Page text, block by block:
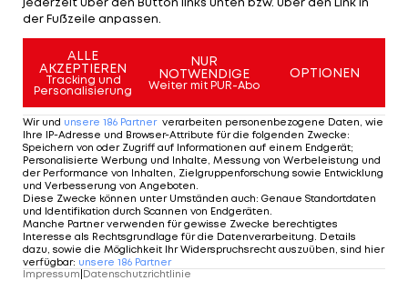
noch an, für die Einreise seines Sohnes kämpfen
zu wollen: "Wenn sie ihn nicht in einer halben
Stunde freilassen, werden wir uns auf den Straßen
versammeln, das ist ein Kampf für uns alle."
Australiens Regierung verteidigt
Vorgehen
Der australische Premierminister Scott Morrison
verteidigt die Entscheidung am
Donnerstagvormittag in einer Pressekonferenz.
der Fußzeile anpassen.
ALLE
AKZEPTIEREN
Tracking und
Personalisierung
NUR
NOTWENDIGE
Weiter mit PUR-Abo
OPTIONEN
Wir und unsere 186 Partner verarbeiten personenbezogene Daten, wie
Ihre IP-Adresse und Browser-Attribute für die folgenden Zwecke:
Speichern von oder Zugriff auf Informationen auf einem Endgerät;
Personalisierte Werbung und Inhalte, Messung von Werbeleistung und
der Performance von Inhalten, Zielgruppenforschung sowie Entwicklung
und Verbesserung von Angeboten
Diese Zwecke können unter Umständen auch: Genaue Standortdaten
und Identifikation durch Scannen von Endgeräten
Manche Partner verwenden für gewisse Zwecke berechtigtes
Interesse als Rechtsgrundlage für die Datenverarbeitung. Details
dazu, sowie die Möglichkeit Ihr Widerspruchsrecht auszuüben, sind hier
verfügbar: unsere 186 Partner
Impressum|Datenschutzrichtlinie